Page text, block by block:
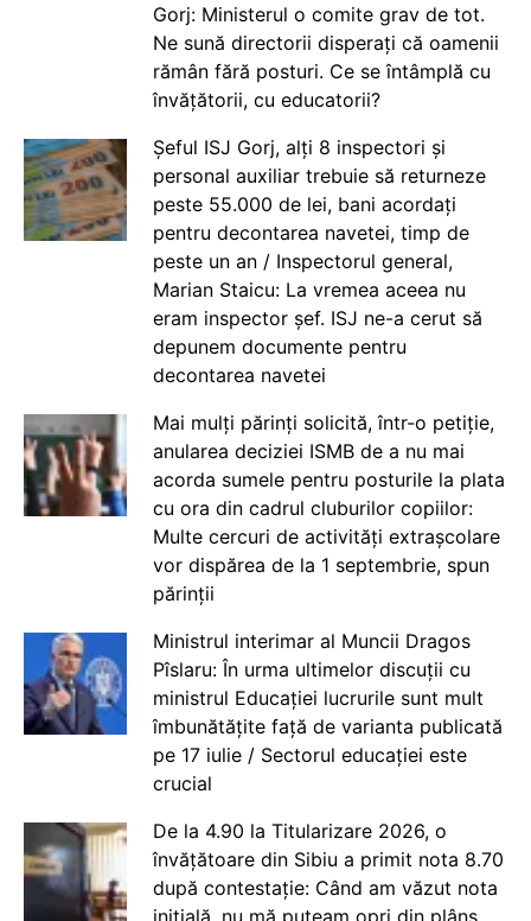
Gorj: Ministerul o comite grav de tot.
Ne sună directorii disperați că oamenii
rămân fără posturi. Ce se întâmplă cu
învățătorii, cu educatorii?
Șeful ISJ Gorj, alți 8 inspectori și
personal auxiliar trebuie să returneze
peste 55.000 de lei, bani acordați
pentru decontarea navetei, timp de
peste un an / Inspectorul general,
Marian Staicu: La vremea aceea nu
eram inspector șef. ISJ ne-a cerut să
depunem documente pentru
decontarea navetei
Mai mulți părinți solicită, într-o petiție,
anularea deciziei ISMB de a nu mai
acorda sumele pentru posturile la plata
cu ora din cadrul cluburilor copiilor:
Multe cercuri de activități extrașcolare
vor dispărea de la 1 septembrie, spun
părinții
Ministrul interimar al Muncii Dragos
Pîslaru: În urma ultimelor discuții cu
ministrul Educației lucrurile sunt mult
îmbunătățite față de varianta publicată
pe 17 iulie / Sectorul educației este
crucial
De la 4.90 la Titularizare 2026, o
învățătoare din Sibiu a primit nota 8.70
după contestație: Când am văzut nota
inițială, nu mă puteam opri din plâns.